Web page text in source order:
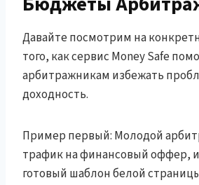
Давайте посмотрим на
того, как сервис Money Safe
арбитражникам избежать
доходность.
Пример первый: Молодой
трафик на финансовый оффер,
готовый шаблон белой